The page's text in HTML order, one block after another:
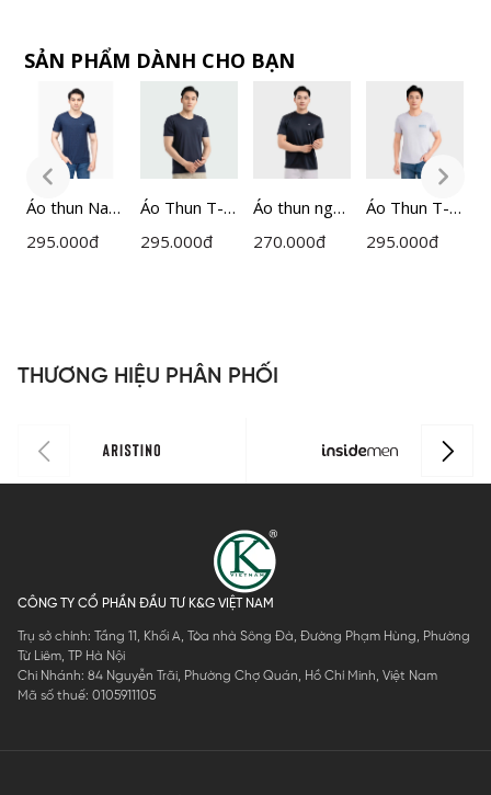
SẢN PHẨM DÀNH CHO BẠN
Áo thun Nam
Insidemen
295.000đ
Áo Thun T-
shirt Nam
295.000đ
Áo thun ngắn
tay nam
270.000đ
Áo Thun T-
shirt Nam
295.000đ
THƯƠNG HIỆU PHÂN PHỐI
CÔNG TY CỔ PHẦN ĐẦU TƯ K&G VIỆT NAM
Trụ sở chính: Tầng 11, Khối A, Tòa nhà Sông Đà, Đường Phạm Hùng, Phường
Từ Liêm, TP Hà Nội
Chi Nhánh: 84 Nguyễn Trãi, Phường Chợ Quán, Hồ Chí Minh, Việt Nam
Mã số thuế: 0105911105